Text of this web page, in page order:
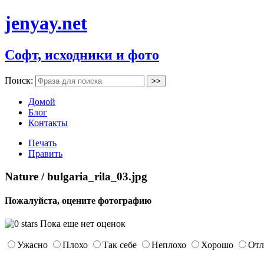
jenyay.net
Софт, исходники и фото
Поиск:
Домой
Блог
Контакты
Печать
Править
Nature / bulgaria_rila_03.jpg
Пожалуйста, оцените фотографию
Пока еще нет оценок
Ужасно Плохо Так себе Неплохо Хорошо